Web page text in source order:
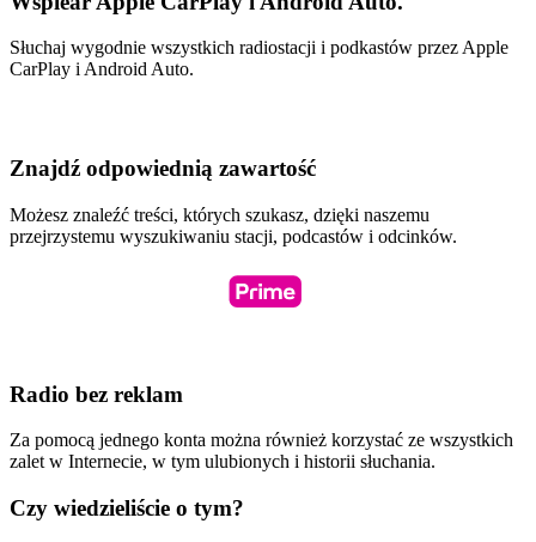
Słuchaj wygodnie wszystkich radiostacji i podkastów przez Apple
CarPlay i Android Auto.
Znajdź odpowiednią zawartość
Możesz znaleźć treści, których szukasz, dzięki naszemu
przejrzystemu wyszukiwaniu stacji, podcastów i odcinków.
Radio bez reklam
Za pomocą jednego konta można również korzystać ze wszystkich
zalet w Internecie, w tym ulubionych i historii słuchania.
Czy wiedzieliście o tym?